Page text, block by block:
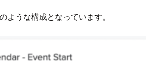
ような構成となっています。